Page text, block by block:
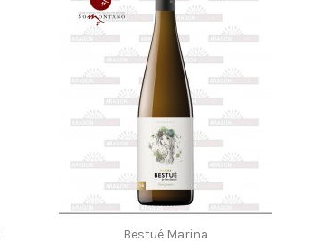
Bestué Marina